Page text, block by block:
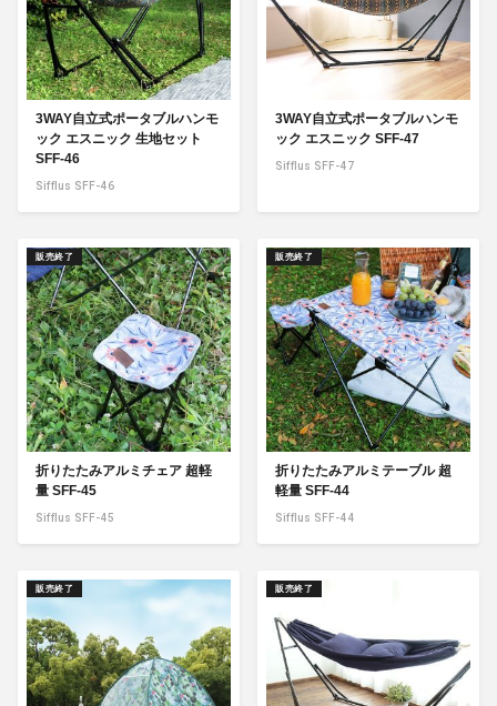
3WAY自立式ポータブルハンモ
ック エスニック 生地セット
SFF-46
Sifflus SFF-46
3WAY自立式ポータブルハンモ
ック エスニック SFF-47
Sifflus SFF-47
折りたたみアルミチェア 超軽
量 SFF-45
Sifflus SFF-45
販売終了
折りたたみアルミテーブル 超
軽量 SFF-44
Sifflus SFF-44
販売終了
販売終了 販売終了